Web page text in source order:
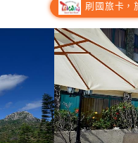
刷國旅卡，